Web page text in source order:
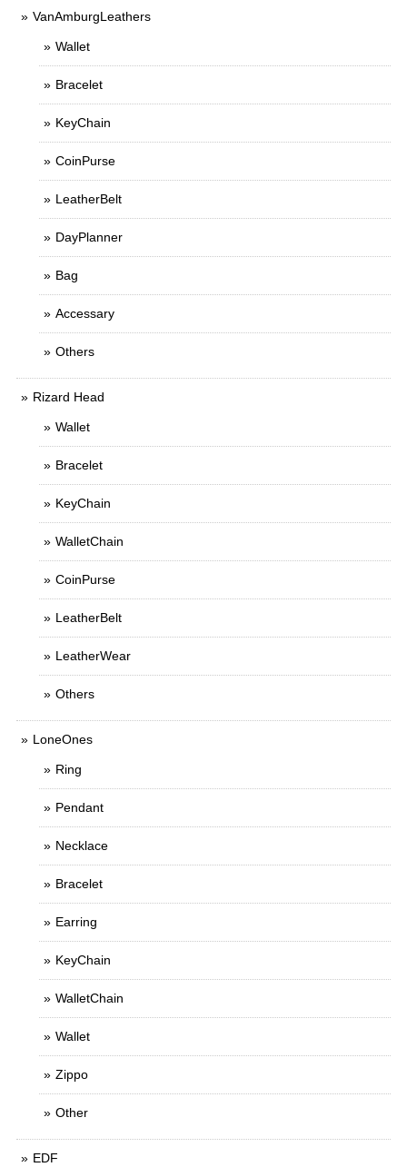
VanAmburgLeathers
Wallet
Bracelet
KeyChain
CoinPurse
LeatherBelt
DayPlanner
Bag
Accessary
Others
Rizard Head
Wallet
Bracelet
KeyChain
WalletChain
CoinPurse
LeatherBelt
LeatherWear
Others
LoneOnes
Ring
Pendant
Necklace
Bracelet
Earring
KeyChain
WalletChain
Wallet
Zippo
Other
EDF